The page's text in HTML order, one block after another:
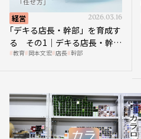
経営 2026.03.16
｢デキる店長・幹部」を育成す
る その1｜デキる店長・幹部
の「任せ方」
教育 岡本文宏 店長 幹部